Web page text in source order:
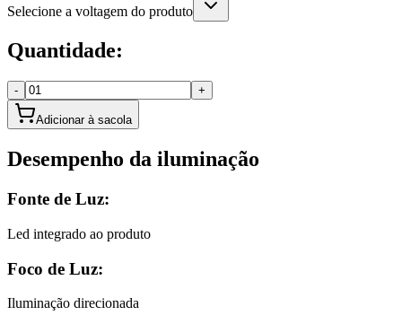
Selecione a voltagem do produto
Quantidade:
- +
Adicionar à sacola
Desempenho da iluminação
Fonte de Luz:
Led integrado ao produto
Foco de Luz:
Iluminação direcionada